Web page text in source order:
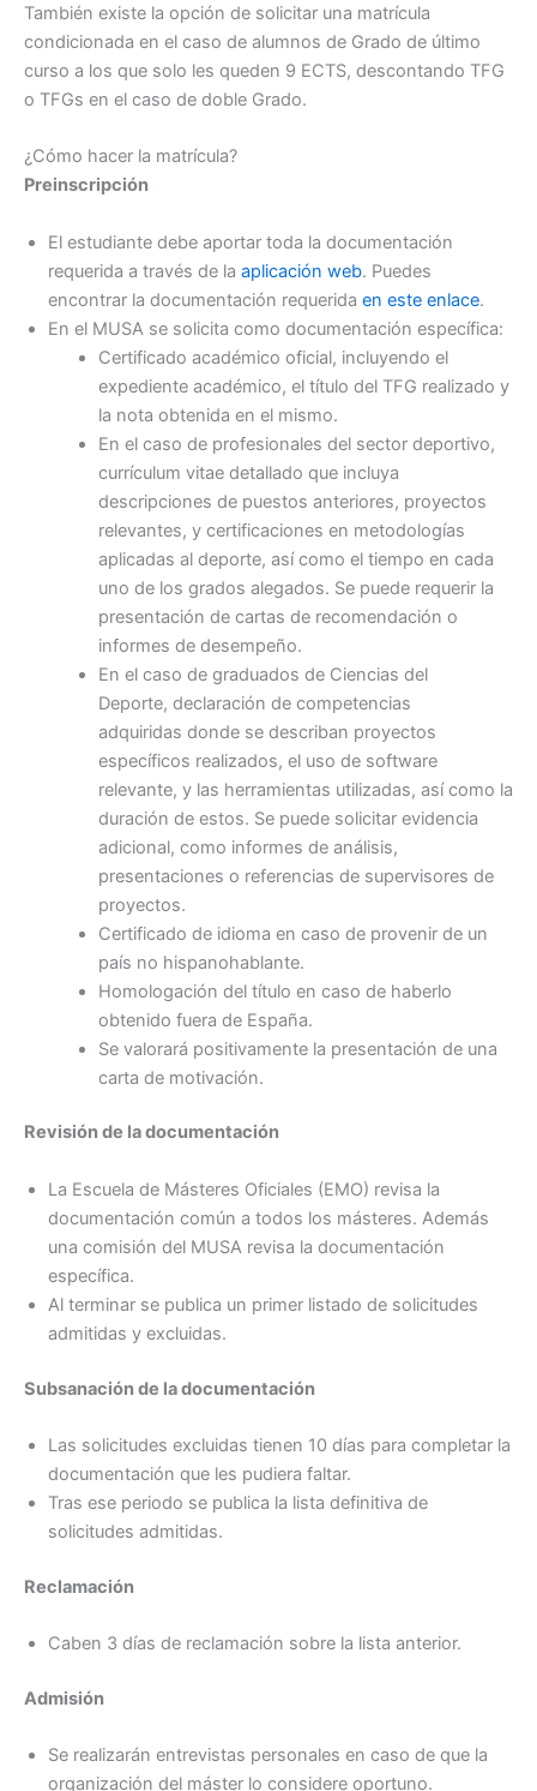
También existe la opción de solicitar una matrícula
condicionada en el caso de alumnos de Grado de último
curso a los que solo les queden 9 ECTS, descontando TFG
o TFGs en el caso de doble Grado.
¿Cómo hacer la matrícula?
Preinscripción
El estudiante debe aportar toda la documentación
requerida a través de la aplicación web. Puedes
encontrar la documentación requerida en este enlace.
En el MUSA se solicita como documentación específica:
Certificado académico oficial, incluyendo el
expediente académico, el título del TFG realizado y
la nota obtenida en el mismo.
En el caso de profesionales del sector deportivo,
currículum vitae detallado que incluya
descripciones de puestos anteriores, proyectos
relevantes, y certificaciones en metodologías
aplicadas al deporte, así como el tiempo en cada
uno de los grados alegados. Se puede requerir la
presentación de cartas de recomendación o
informes de desempeño.
En el caso de graduados de Ciencias del
Deporte, declaración de competencias
adquiridas donde se describan proyectos
específicos realizados, el uso de software
relevante, y las herramientas utilizadas, así como la
duración de estos. Se puede solicitar evidencia
adicional, como informes de análisis,
presentaciones o referencias de supervisores de
proyectos.
Certificado de idioma en caso de provenir de un
país no hispanohablante.
Homologación del título en caso de haberlo
obtenido fuera de España.
Se valorará positivamente la presentación de una
carta de motivación.
Revisión de la documentación
La Escuela de Másteres Oficiales (EMO) revisa la
documentación común a todos los másteres. Además
una comisión del MUSA revisa la documentación
específica.
Al terminar se publica un primer listado de solicitudes
admitidas y excluidas.
Subsanación de la documentación
Las solicitudes excluidas tienen 10 días para completar la
documentación que les pudiera faltar.
Tras ese periodo se publica la lista definitiva de
solicitudes admitidas.
Reclamación
Caben 3 días de reclamación sobre la lista anterior.
Admisión
Se realizarán entrevistas personales en caso de que la
organización del máster lo considere oportuno.